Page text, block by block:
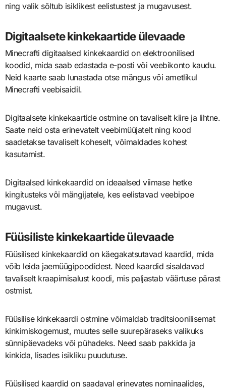
ning valik sõltub isiklikest eelistustest ja mugavusest.
Digitaalsete kinkekaartide ülevaade
Minecrafti digitaalsed kinkekaardid on elektroonilised
koodid, mida saab edastada e-posti või veebikonto kaudu.
Neid kaarte saab lunastada otse mängus või ametlikul
Minecrafti veebisaidil.
Digitaalsete kinkekaartide ostmine on tavaliselt kiire ja lihtne.
Saate neid osta erinevatelt veebimüüjatelt ning kood
saadetakse tavaliselt koheselt, võimaldades kohest
kasutamist.
Digitaalsed kinkekaardid on ideaalsed viimase hetke
kingitusteks või mängijatele, kes eelistavad veebipoe
mugavust.
Füüsiliste kinkekaartide ülevaade
Füüsilised kinkekaardid on käegakatsutavad kaardid, mida
võib leida jaemüügipoodidest. Need kaardid sisaldavad
tavaliselt kraapimisalust koodi, mis paljastab väärtuse pärast
ostmist.
Füüsilise kinkekaardi ostmine võimaldab traditsioonilisemat
kinkimiskogemust, muutes selle suurepäraseks valikuks
sünnipäevadeks või pühadeks. Need saab pakkida ja
kinkida, lisades isikliku puudutuse.
Füüsilised kaardid on saadaval erinevates nominaalides,